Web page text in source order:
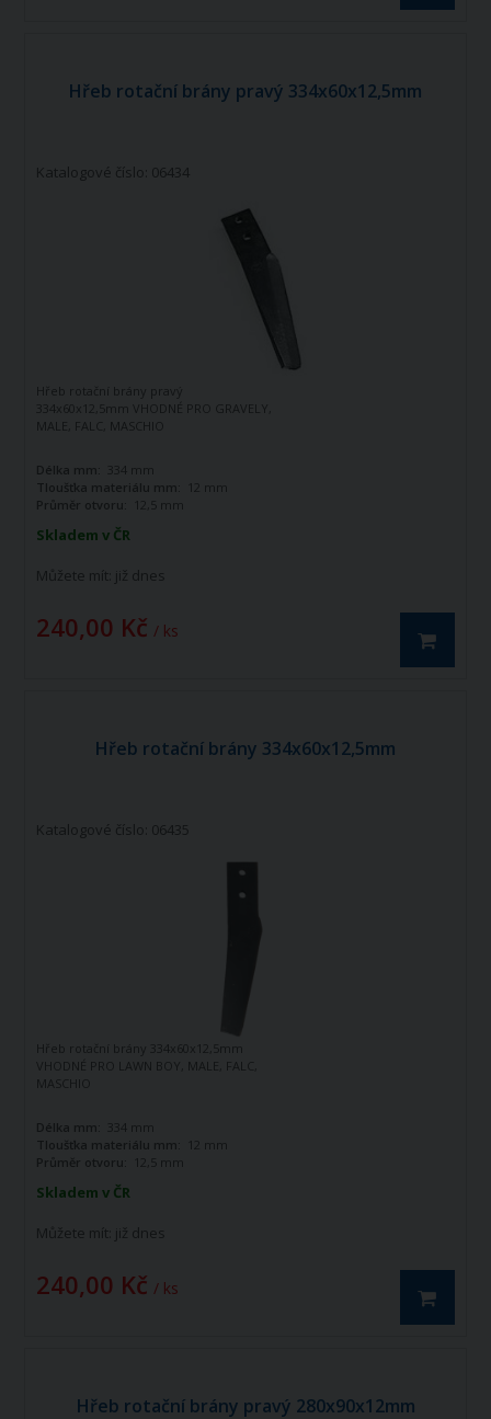
Hřeb rotační brány pravý 334x60x12,5mm
Katalogové číslo: 06434
Skladem v ČR
Můžete mít: již dnes
240,00 Kč / ks
Hřeb rotační brány pravý
334x60x12,5mm VHODNÉ PRO GRAVELY,
MALE, FALC, MASCHIO
Délka mm:
334 mm
Tloušťka materiálu mm:
12 mm
Průměr otvoru:
12,5 mm
Hřeb rotační brány 334x60x12,5mm
Katalogové číslo: 06435
Skladem v ČR
Můžete mít: již dnes
240,00 Kč / ks
Hřeb rotační brány 334x60x12,5mm
VHODNÉ PRO LAWN BOY, MALE, FALC,
MASCHIO
Délka mm:
334 mm
Tloušťka materiálu mm:
12 mm
Průměr otvoru:
12,5 mm
Hřeb rotační brány pravý 280x90x12mm